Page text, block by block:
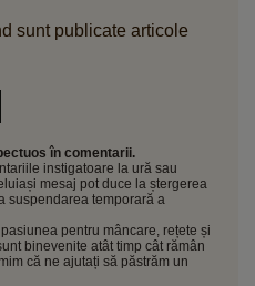
sunt publicate articole
în comentarii.
instigatoare la ură sau
mesaj pot duce la ștergerea
suspendarea temporară a
pentru mâncare, rețete și
binevenite atât timp cât rămân
că ne ajutați să păstrăm un